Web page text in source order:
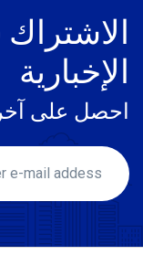
الإخبارية
احصل على آخر